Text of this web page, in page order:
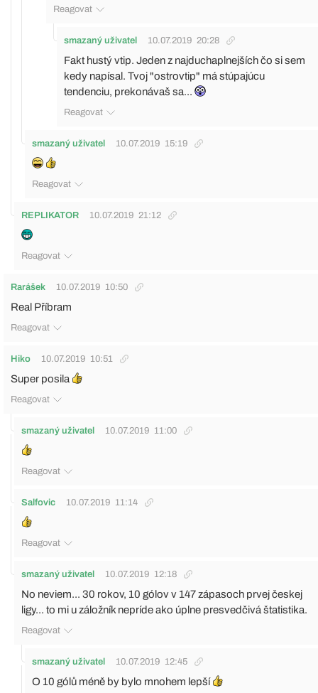
Reagovat
smazaný uživatel 10.07.2019 20:28
Fakt hustý vtip. Jeden z najduchaplnejších čo si sem
kedy napísal. Tvoj "ostrovtip" má stúpajúcu
tendenciu, prekonávaš sa...
Reagovat
smazaný uživatel 10.07.2019 15:19
Reagovat
REPLIKATOR 10.07.2019 21:12
Reagovat
Rarášek 10.07.2019 10:50
Real Příbram
Reagovat
Hiko 10.07.2019 10:51
Super posila
Reagovat
smazaný uživatel 10.07.2019 11:00
Reagovat
Salfovic 10.07.2019 11:14
Reagovat
smazaný uživatel 10.07.2019 12:18
No neviem... 30 rokov, 10 gólov v 147 zápasoch prvej českej
ligy... to mi u záložník nepríde ako úplne presvedčivá štatistika.
Reagovat
smazaný uživatel 10.07.2019 12:45
O 10 gólů méně by bylo mnohem lepší